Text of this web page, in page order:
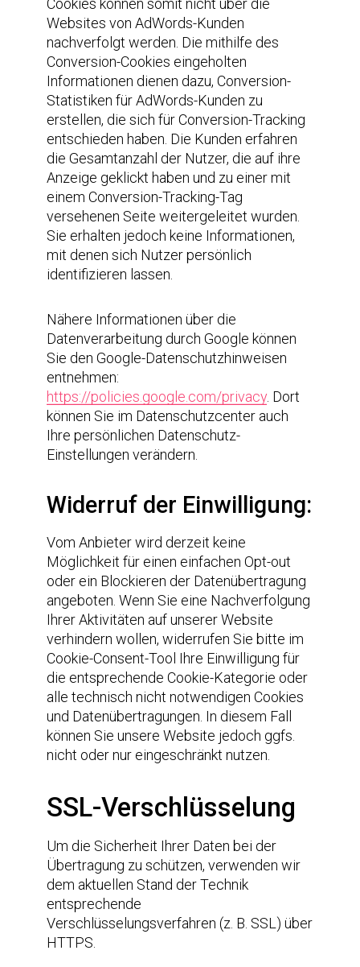
Cookies können somit nicht über die
Websites von AdWords-Kunden
nachverfolgt werden. Die mithilfe des
Conversion-Cookies eingeholten
Informationen dienen dazu, Conversion-
Statistiken für AdWords-Kunden zu
erstellen, die sich für Conversion-Tracking
entschieden haben. Die Kunden erfahren
die Gesamtanzahl der Nutzer, die auf ihre
Anzeige geklickt haben und zu einer mit
einem Conversion-Tracking-Tag
versehenen Seite weitergeleitet wurden.
Sie erhalten jedoch keine Informationen,
mit denen sich Nutzer persönlich
identifizieren lassen.
Nähere Informationen über die
Datenverarbeitung durch Google können
Sie den Google-Datenschutzhinweisen
entnehmen:
https://policies.google.com/privacy. Dort
können Sie im Datenschutzcenter auch
Ihre persönlichen Datenschutz-
Einstellungen verändern.
Widerruf der Einwilligung:
Vom Anbieter wird derzeit keine
Möglichkeit für einen einfachen Opt-out
oder ein Blockieren der Datenübertragung
angeboten. Wenn Sie eine Nachverfolgung
Ihrer Aktivitäten auf unserer Website
verhindern wollen, widerrufen Sie bitte im
Cookie-Consent-Tool Ihre Einwilligung für
die entsprechende Cookie-Kategorie oder
alle technisch nicht notwendigen Cookies
und Datenübertragungen. In diesem Fall
können Sie unsere Website jedoch ggfs.
nicht oder nur eingeschränkt nutzen.
SSL-Verschlüsselung
Um die Sicherheit Ihrer Daten bei der
Übertragung zu schützen, verwenden wir
dem aktuellen Stand der Technik
entsprechende
Verschlüsselungsverfahren (z. B. SSL) über
HTTPS.